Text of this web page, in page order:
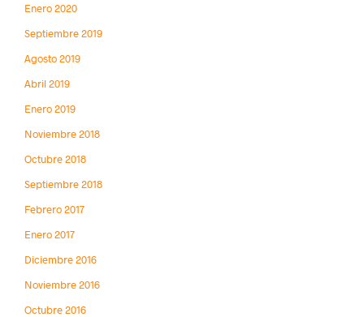
Enero 2020
Septiembre 2019
Agosto 2019
Abril 2019
Enero 2019
Noviembre 2018
Octubre 2018
Septiembre 2018
Febrero 2017
Enero 2017
Diciembre 2016
Noviembre 2016
Octubre 2016